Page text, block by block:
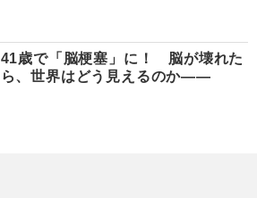
41歳で「脳梗塞」に！ 脳が壊れた
ら、世界はどう見えるのか――